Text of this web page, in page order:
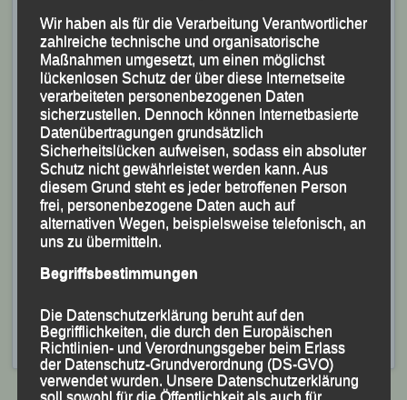
Frank Schneider mit neuer persönlicher Bestleistung
Foto: Kiefner
Veröffentlicht Aktuelles, Archiv 2025
Markiert mit
Bayerische und Süddeutsche Langstreckenmeisterschaften
Eva Schultz,Frank Schneider,Regensburg
Wir haben als für die Verarbeitung Verantwortlicher
zahlreiche technische und organisatorische
Maßnahmen umgesetzt, um einen möglichst
lückenlosen Schutz der über diese Internetseite
verarbeiteten personenbezogenen Daten
sicherzustellen. Dennoch können Internetbasierte
Datenübertragungen grundsätzlich
Sicherheitslücken aufweisen, sodass ein absoluter
Schutz nicht gewährleistet werden kann. Aus
diesem Grund steht es jeder betroffenen Person
frei, personenbezogene Daten auch auf
alternativen Wegen, beispielsweise telefonisch, an
uns zu übermitteln.
Begriffsbestimmungen
Die Datenschutzerklärung beruht auf den
Begrifflichkeiten, die durch den Europäischen
Richtlinien- und Verordnungsgeber beim Erlass
der Datenschutz-Grundverordnung (DS-GVO)
verwendet wurden. Unsere Datenschutzerklärung